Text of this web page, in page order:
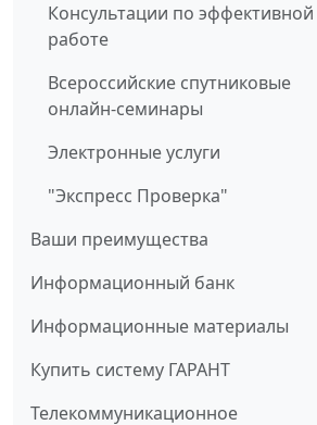
Консультации по эффективной
работе
Всероссийские спутниковые
онлайн-семинары
Электронные услуги
"Экспресс Проверка"
Ваши преимущества
Информационный банк
Информационные материалы
Купить систему ГАРАНТ
Телекоммуникационное